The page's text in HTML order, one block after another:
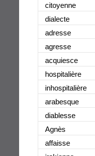
citoyenne
dialecte
adresse
agresse
acquiesce
hospitalière
inhospitalière
arabesque
diablesse
Agnès
affaisse